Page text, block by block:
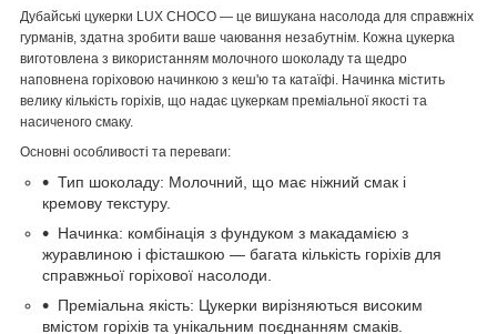
Дубайські цукерки LUX CHOCO — це вишукана насолода для справжніх
гурманів, здатна зробити ваше чаювання незабутнім. Кожна цукерка
виготовлена з використанням молочного шоколаду та щедро
наповнена горіховою начинкою з кеш'ю та катаїфі. Начинка містить
велику кількість горіхів, що надає цукеркам преміальної якості та
насиченого смаку.
Основні особливості та переваги:
Тип шоколаду: Молочний, що має ніжний смак і
кремову текстуру.
Начинка: комбінація з фундуком з макадамією з
журавлиною і фісташкою — багата кількість горіхів для
справжньої горіхової насолоди.
Преміальна якість: Цукерки вирізняються високим
вмістом горіхів та унікальним поєднанням смаків.